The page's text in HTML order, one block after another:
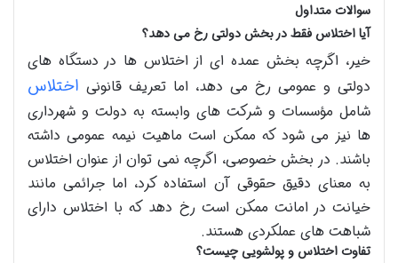
سوالات متداول
آیا اختلاس فقط در بخش دولتی رخ می دهد؟
خیر، اگرچه بخش عمده ای از اختلاس ها در دستگاه های
دولتی و عمومی رخ می دهد، اما تعریف قانونی اختلاس
شامل مؤسسات و شرکت های وابسته به دولت و شهرداری
ها نیز می شود که ممکن است ماهیت نیمه عمومی داشته
باشند. در بخش خصوصی، اگرچه نمی توان از عنوان اختلاس
به معنای دقیق حقوقی آن استفاده کرد، اما جرائمی مانند
خیانت در امانت ممکن است رخ دهد که با اختلاس دارای
شباهت های عملکردی هستند.
تفاوت اختلاس و پولشویی چیست؟